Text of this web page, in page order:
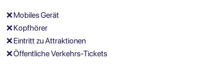
❌Mobiles Gerät
❌Kopfhörer
❌Eintritt zu Attraktionen
❌Öffentliche Verkehrs-Tickets